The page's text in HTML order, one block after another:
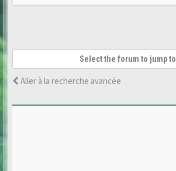
Select the forum to jump to
Aller à la recherche avancée